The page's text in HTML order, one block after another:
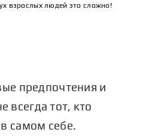
взрослых людей это сложно!
предпочтения и
всегда тот, кто
самом себе.